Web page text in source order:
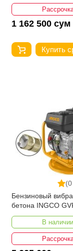
1 162 500 сум
Купить
Бензиновый
бетона INGCO
В наличии